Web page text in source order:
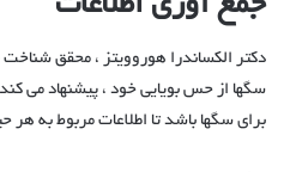
دکتر الکساندرا هوروویتز ، محقق
سگها از حس بویایی خود ، پیشنهاد می
برای سگها باشد تا اطلاعات مربوط به هر